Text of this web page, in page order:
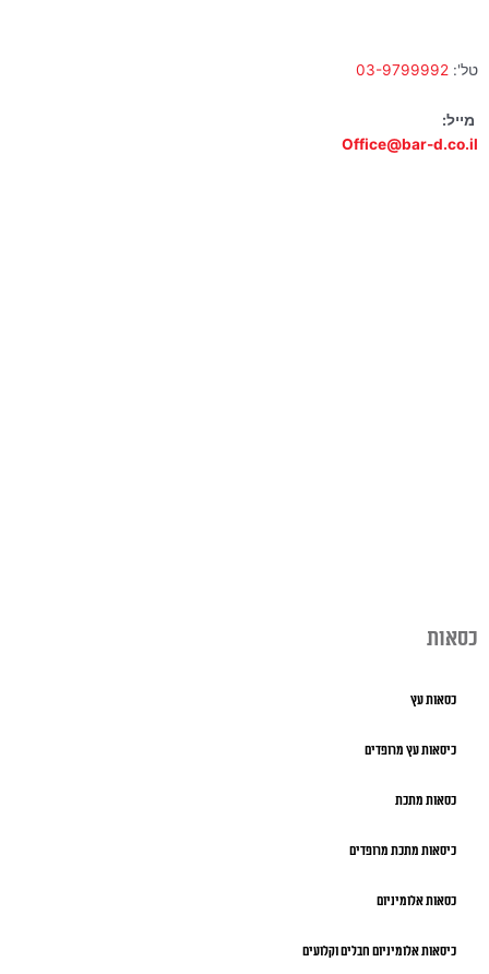
טל': 03-9799992
מייל:
Office@bar-d.co.il
כסאות
כסאות עץ
כיסאות עץ מרופדים
כסאות מתכת
כיסאות מתכת מרופדים
כסאות אלומיניום
כיסאות אלומיניום חבלים וקלועים